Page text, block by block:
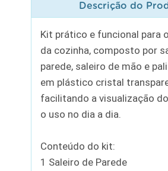
Descrição do
Kit prático e funcional para
da cozinha, composto por
parede, saleiro de mão e
em plástico cristal
facilitando a visualização
o uso no dia a dia.
Conteúdo do kit:
1 Saleiro de Parede